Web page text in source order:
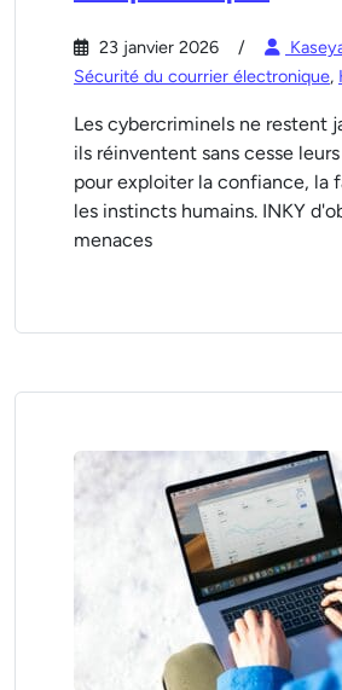
23 janvier 2026
Sécurité du courrier électronique,
Les cybercriminels ne restent
ils réinventent sans cesse
pour exploiter la confiance, la
les instincts humains. INKY
menaces